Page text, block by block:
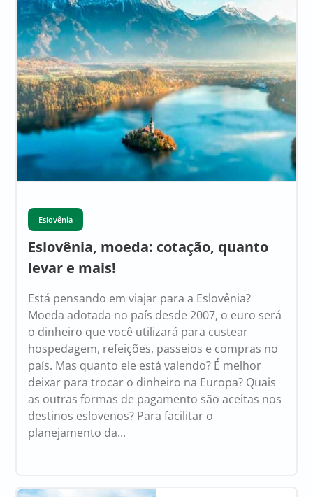
Eslovênia
Eslovênia, moeda: cotação, quanto
levar e mais!
Está pensando em viajar para a Eslovênia?
Moeda adotada no país desde 2007, o euro será
o dinheiro que você utilizará para custear
hospedagem, refeições, passeios e compras no
país. Mas quanto ele está valendo? É melhor
deixar para trocar o dinheiro na Europa? Quais
as outras formas de pagamento são aceitas nos
destinos eslovenos? Para facilitar o
planejamento da...